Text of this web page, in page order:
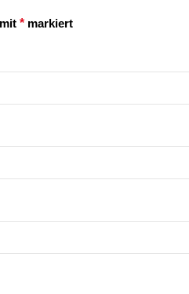
* markiert